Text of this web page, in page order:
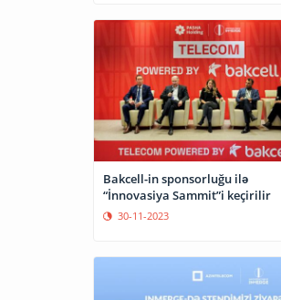
Bakcell-in sponsorluğu ilə
“İnnovasiya Sammit”i keçirilir
30-11-2023